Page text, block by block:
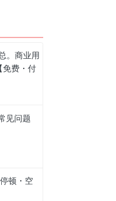
。商业用
免费・付
见问题
顿・空